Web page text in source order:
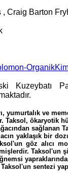
, Craig Barton
Kuzeybatı
yumurtalık ve
ökaryotik
sağlanan
yaklaşık bir
göz alıcı
Taksol'un
sentezi